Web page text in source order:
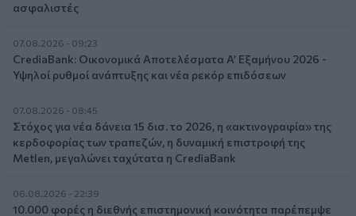
ασφαλιστές
07.08.2026 - 09:23
CrediaBank: Οικονομικά Αποτελέσματα A’ Εξαμήνου 2026 -
Υψηλοί ρυθμοί ανάπτυξης και νέα ρεκόρ επιδόσεων
07.08.2026 - 08:45
Στόχος για νέα δάνεια 15 δισ. το 2026, η «ακτινογραφία» της
κερδοφορίας των τραπεζών, η δυναμική επιστροφή της
Metlen, μεγαλώνει ταχύτατα η CrediaBank
06.08.2026 - 22:39
10.000 φορές η διεθνής επιστημονική κοινότητα παρέπεμψε